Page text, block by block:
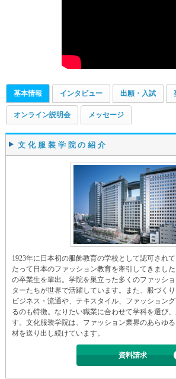
基本情報 インタビュー 出願・入試
オンライン説明会 メッセージ
文化服装学院の紹介
1923年に日本初の服飾教育の学校として認可され
たって日本のファッション教育を牽引してきまし
の卒業生を輩出。学院を巣立った多くのファッシ
ターたちが世界で活躍しています。また、服づくり
ビジネス・流通や、テキスタイル、ファッション
るのも特徴。なりたい職業に合わせて学科を選び
す。文化服装学院は、ファッション業界のあらゆ
材を送り出し続けています。
資料請求